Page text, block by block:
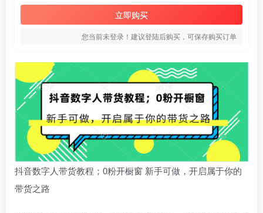
立即购买
您当前未登录！建议登陆后购买，可保存购买订单
抖音数字人带货教程；0粉开橱窗 新手可做，开启属于你的
带货之路